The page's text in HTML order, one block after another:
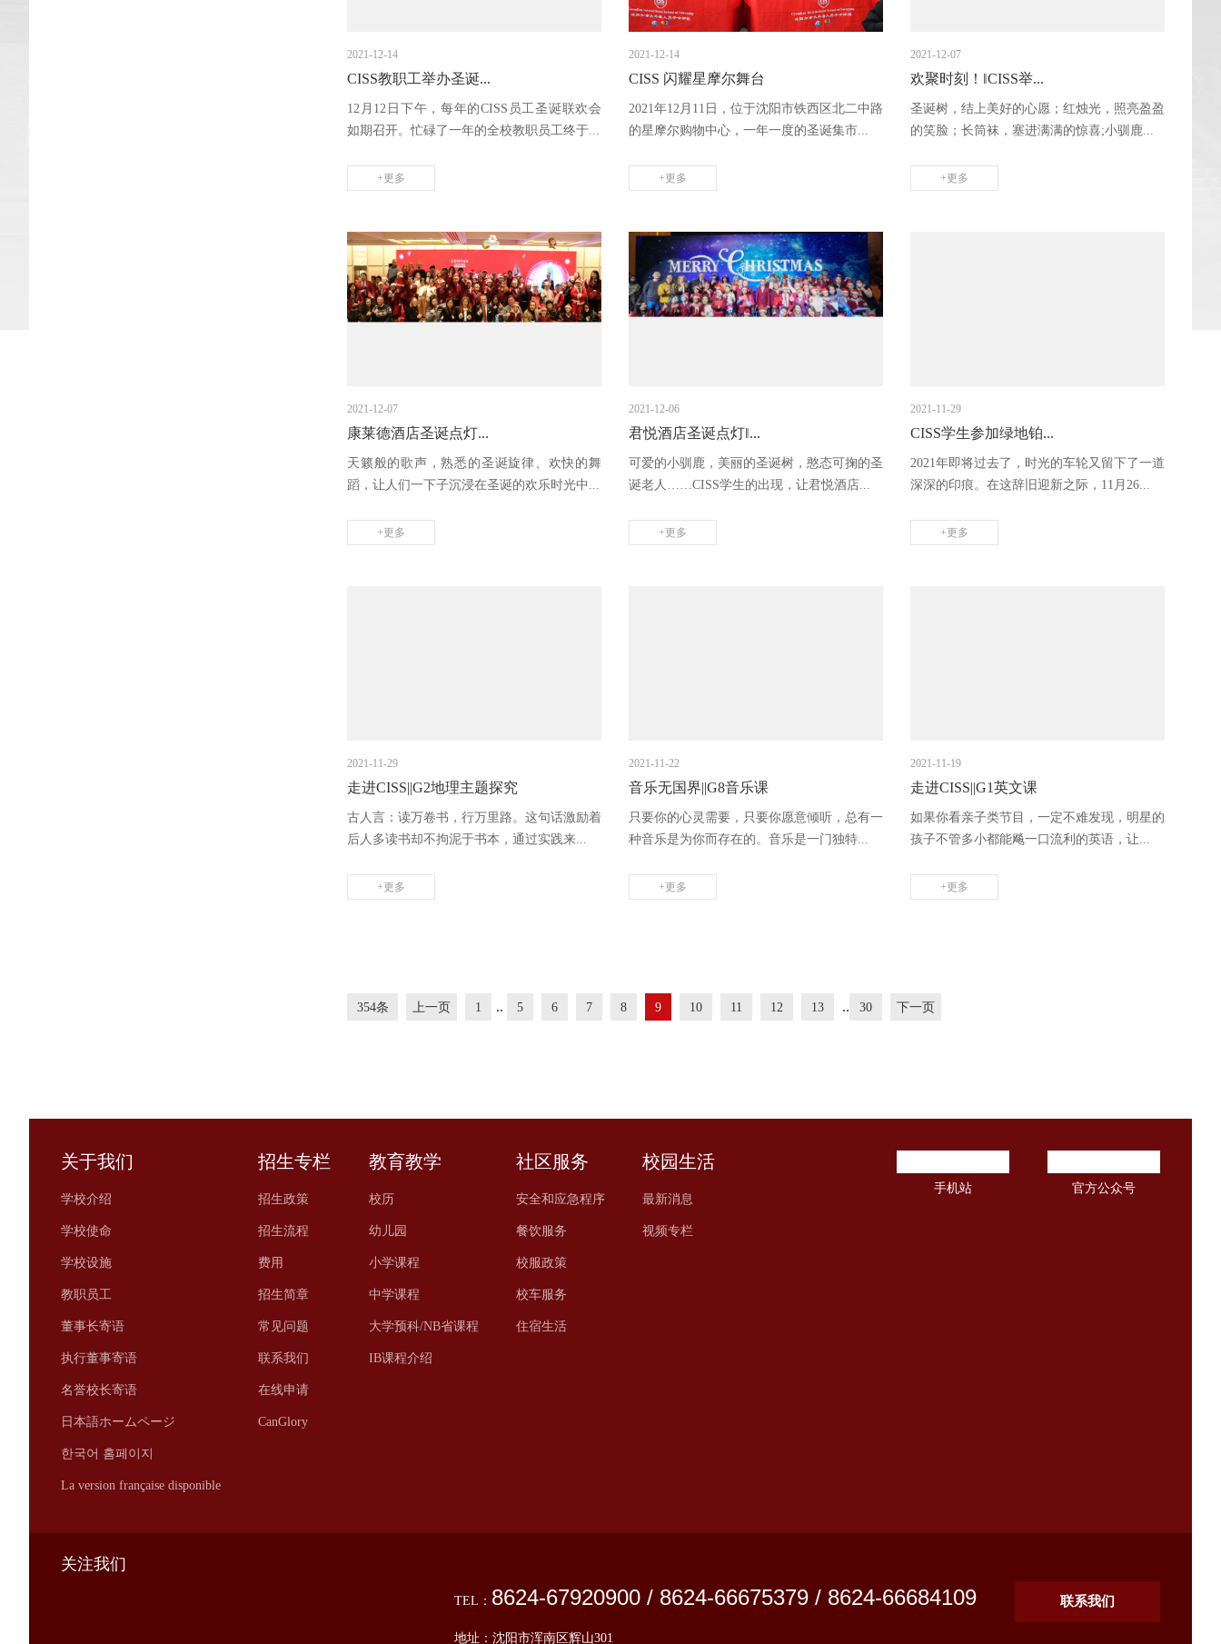
2021-12-14
CISS教职工举办圣诞...
12月12日下午，每年的CISS员工圣诞联欢会
如期召开。忙碌了一年的全校教职员工终于...
+更多
2021-12-14
CISS 闪耀星摩尔舞台
2021年12月11日，位于沈阳市铁西区北二中路
的星摩尔购物中心，一年一度的圣诞集市...
+更多
2021-12-07
欢聚时刻！‖CISS举...
圣诞树，结上美好的心愿；红烛光，照亮盈盈
的笑脸；长筒袜，塞进满满的惊喜;小驯鹿...
+更多
2021-12-07
康莱德酒店圣诞点灯...
天籁般的歌声，熟悉的圣诞旋律、欢快的舞
蹈，让人们一下子沉浸在圣诞的欢乐时光中...
+更多
2021-12-06
君悦酒店圣诞点灯‖...
可爱的小驯鹿，美丽的圣诞树，憨态可掬的圣
诞老人……CISS学生的出现，让君悦酒店...
+更多
2021-11-29
CISS学生参加绿地铂...
2021年即将过去了，时光的车轮又留下了一道
深深的印痕。在这辞旧迎新之际，11月26...
+更多
2021-11-29
走进CISS||G2地理主题探究
古人言：读万卷书，行万里路。这句话激励着
后人多读书却不拘泥于书本，通过实践来...
+更多
2021-11-22
音乐无国界||G8音乐课
只要你的心灵需要，只要你愿意倾听，总有一
种音乐是为你而存在的。音乐是一门独特...
+更多
2021-11-19
走进CISS||G1英文课
如果你看亲子类节目，一定不难发现，明星的
孩子不管多小都能飚一口流利的英语，让...
+更多
354条 上一页 1 .. 5 6 7 8 9 10 11 12 13 .. 30 下一页
关于我们
学校介绍
学校使命
学校设施
教职员工
董事长寄语
执行董事寄语
名誉校长寄语
日本語ホームページ
한국어 홈페이지
La version française disponible
招生专栏
招生政策
招生流程
费用
招生简章
常见问题
联系我们
在线申请
CanGlory
教育教学
校历
幼儿园
小学课程
中学课程
大学预科/NB省课程
IB课程介绍
社区服务
安全和应急程序
餐饮服务
校服政策
校车服务
住宿生活
校园生活
最新消息
视频专栏
手机站 官方公众号
关注我们
TEL： 8624-67920900 / 8624-66675379 / 8624-66684109
地址：沈阳市浑南区辉山301
联系我们